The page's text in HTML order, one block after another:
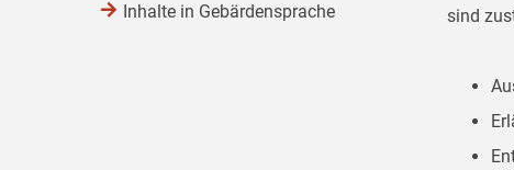
sind
Inhalte in Gebärdensprache